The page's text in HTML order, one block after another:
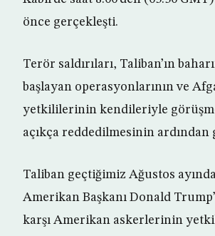
önce gerçekleşti.
Terör saldırıları, Taliban’ın
başlayan operasyonlarının ve
yetkililerinin kendileriyle
açıkça reddedilmesinin ardından
Taliban geçtiğimiz Ağustos
Amerikan Başkanı Donald
karşı Amerikan askerlerinin